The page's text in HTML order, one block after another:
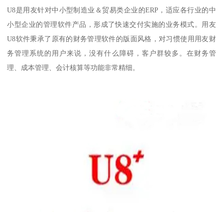
U8是用友针对中小型制造业＆贸易类企业的ERP，适应各行业的中
小型企业的管理软件产品，形成了快速交付实施的业务模式。用友
U8软件秉承了原有的财务管理软件的版面风格，对习惯使用用友财
务管理系统的用户来说，没有什么障碍，客户群较多。在财务管
理、成本管理、会计核算等功能非常精细。